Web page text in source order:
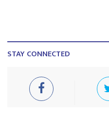
STAY CONNECTED